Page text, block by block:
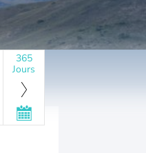
365
Jours